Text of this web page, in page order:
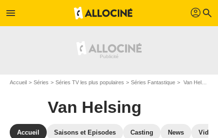
menu profil search
Accueil Séries Séries TV les plus populaires Séries Fantastique Van Helsing
Van Helsing
Accueil Saisons et Episodes Casting News